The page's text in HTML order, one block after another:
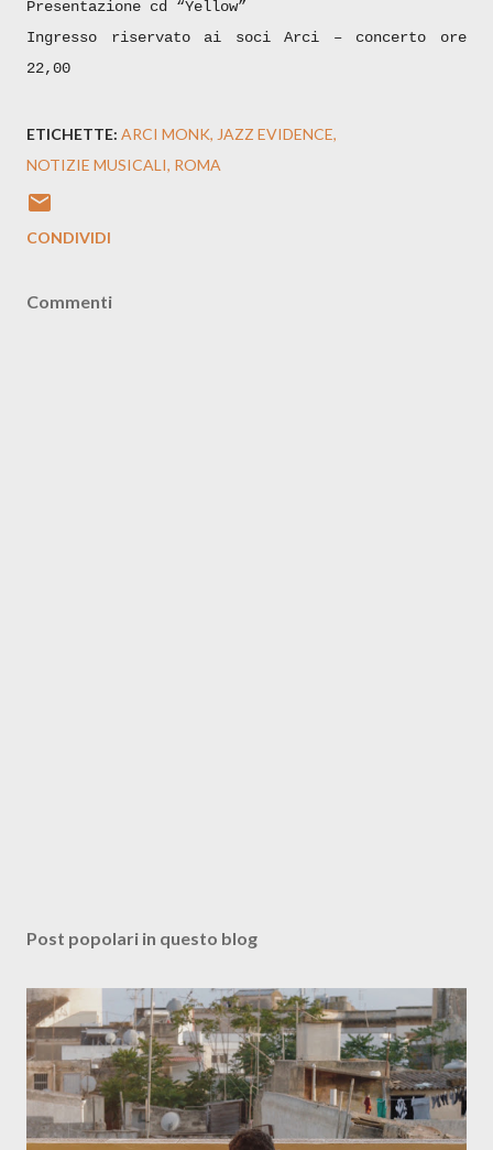
Presentazione cd “Yellow”
Ingresso riservato ai soci Arci – concerto ore
22,00
ETICHETTE: ARCI MONK JAZZ EVIDENCE
NOTIZIE MUSICALI ROMA
CONDIVIDI
Commenti
Post popolari in questo blog